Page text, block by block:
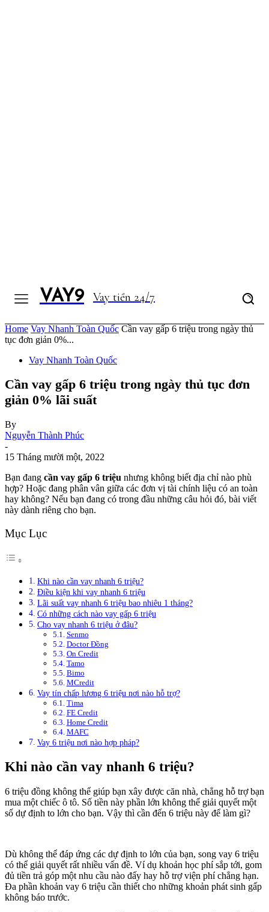
VAY9 Vay tiền 24/7
Home Vay Nhanh Toàn Quốc Cần vay gấp 6 triệu trong ngày thủ
tục đơn giản 0%...
Vay Nhanh Toàn Quốc
Cần vay gấp 6 triệu trong ngày thủ tục đơn
giản 0% lãi suất
By
Nguyễn Thành Phúc
-
15 Tháng mười một, 2022
Bạn đang cần vay gấp 6 triệu nhưng không biết địa chỉ nào phù
hợp? Hoặc đang phân vân giữa các đơn vị tài chính liệu có an toàn
hay không? Nếu bạn đang có trong đầu những câu hỏi đó, bài viết
này dành riêng cho bạn.
Mục Lục
Khi nào cần vay nhanh 6 triệu?
Điều kiện khi vay nhanh 6 triệu
Lãi suất vay nhanh 6 triệu bao nhiêu 1 tháng?
Có những cách nào vay gấp 6 triệu
Cho vay nhanh 6 triệu ở đâu?
Senmo
Doctor Đồng
On Credit
Tamo
Bimo
MCredit
Vay tín chấp lương 6 triệu nơi nào hỗ trợ?
Tima
FE Credit
Home Credit
MAFC
Vay 6 triệu nơi nào hợp pháp?
Khi nào cần vay nhanh 6 triệu?
6 triệu đồng không thể giúp bạn xây được căn nhà, chẳng hỗ trợ bạn
mua một chiếc ô tô. Số tiền này phần lớn không thể giải quyết một
số dự định to lớn cho bạn. Vậy thì cần đến 6 triệu này để làm gì?
Dù không thể đáp ứng các dự định to lớn của bạn, song vay 6 triệu
có thể giải quyết rất nhiều vấn đề. Ví dụ khoản học phí sắp tới, gom
đủ tiền trả góp một nhu cầu nào đấy hay hỗ trợ viện phí chẳng hạn.
Đa phần khoản vay 6 triệu cần thiết cho những khoản phát sinh gấp
không báo trước.